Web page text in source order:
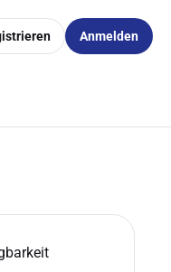
Anmelden